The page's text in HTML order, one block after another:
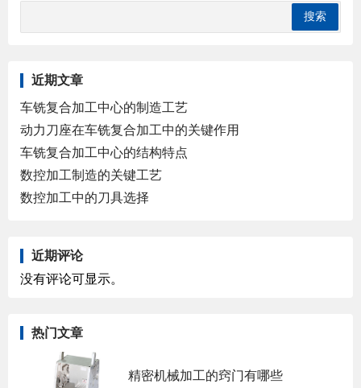
近期文章
车铣复合加工中心的制造工艺
动力刀座在车铣复合加工中的关键作用
车铣复合加工中心的结构特点
数控加工制造的关键工艺
数控加工中的刀具选择
近期评论
没有评论可显示。
热门文章
精密机械加工的窍门有哪些